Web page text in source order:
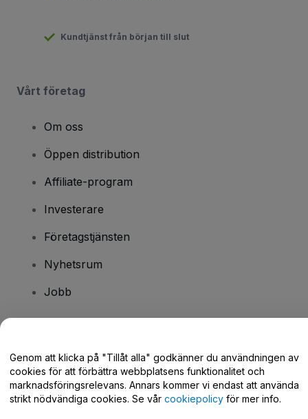
Kundtjänst från början till slut
Vårt företag
Om oss
Öppen distribution
Affiliate-program
Investerare
Företagstjänsten
Nyhetsrum
Jobb
Hjälpcenter / Kontakta oss
Genom att klicka på "Tillåt alla" godkänner du användningen av
cookies för att förbättra webbplatsens funktionalitet och
marknadsföringsrelevans. Annars kommer vi endast att använda
strikt nödvändiga cookies. Se vår cookiepolicy för mer info.